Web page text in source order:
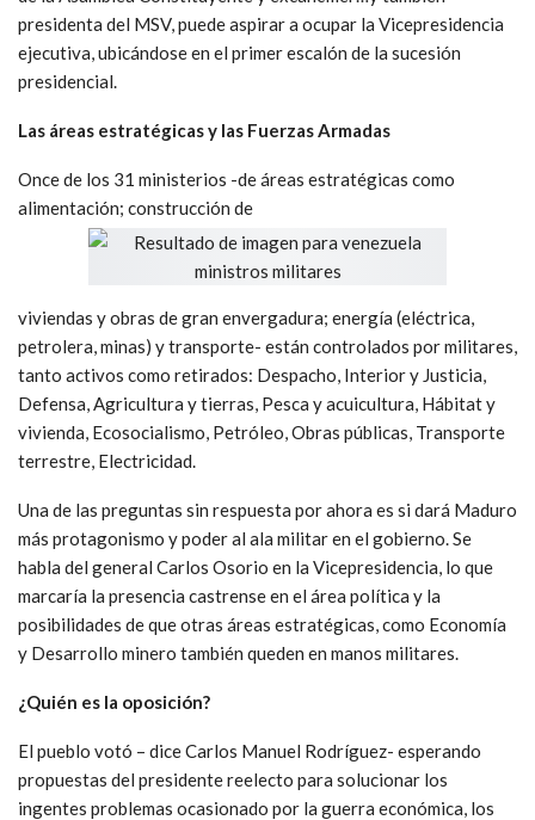
presidenta del MSV, puede aspirar a ocupar la Vicepresidencia
ejecutiva, ubicándose en el primer escalón de la sucesión
presidencial.
Las áreas estratégicas y las Fuerzas Armadas
Once de los 31 ministerios -de áreas estratégicas como
alimentación; construcción de
viviendas y obras de gran envergadura; energía (eléctrica,
petrolera, minas) y transporte- están controlados por militares,
tanto activos como retirados: Despacho, Interior y Justicia,
Defensa, Agricultura y tierras, Pesca y acuicultura, Hábitat y
vivienda, Ecosocialismo, Petróleo, Obras públicas, Transporte
terrestre, Electricidad.
Una de las preguntas sin respuesta por ahora es si dará Maduro
más protagonismo y poder al ala militar en el gobierno. Se
habla del general Carlos Osorio en la Vicepresidencia, lo que
marcaría la presencia castrense en el área política y la
posibilidades de que otras áreas estratégicas, como Economía
y Desarrollo minero también queden en manos militares.
¿Quién es la oposición?
El pueblo votó – dice Carlos Manuel Rodríguez- esperando
propuestas del presidente reelecto para solucionar los
ingentes problemas ocasionado por la guerra económica, los